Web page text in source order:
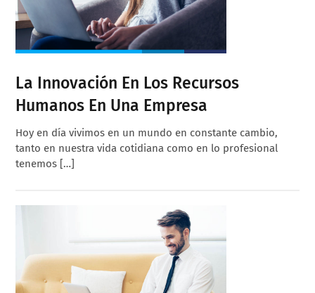
La Innovación En Los Recursos
Humanos En Una Empresa
Hoy en día vivimos en un mundo en constante cambio,
tanto en nuestra vida cotidiana como en lo profesional
tenemos […]